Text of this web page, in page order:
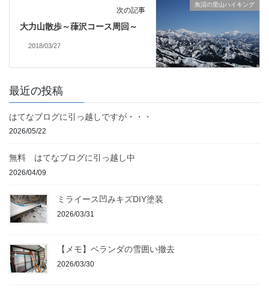
魚沼の里山ハイキング
次の記事
大力山散歩～葎沢コース周回～
2018/03/27
最近の投稿
はてなブログに引っ越しですが・・・
2026/05/22
無料 はてなブログに引っ越し中
2026/04/09
ミライース凹みキズDIY塗装
2026/03/31
【メモ】ベランダの雪囲い撤去
2026/03/30